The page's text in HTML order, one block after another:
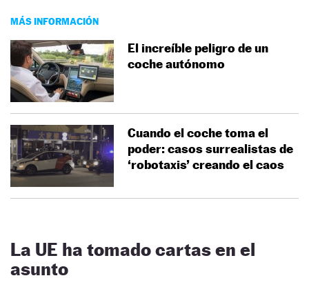
MÁS INFORMACIÓN
El increíble peligro de un
coche autónomo
Cuando el coche toma el
poder: casos surrealistas de
‘robotaxis’ creando el caos
La UE ha tomado cartas en el
asunto